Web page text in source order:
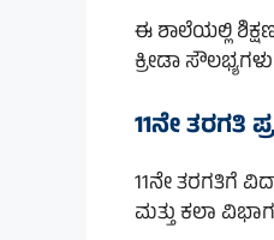
ಈ ಶಾಲೆಯಲ್ಲಿ
ಕ್ರೀಡಾ
11ನೇ ತರಗತಿ
11ನೇ ತರಗತಿಗೆ
ಮತ್ತು ಕಲಾ